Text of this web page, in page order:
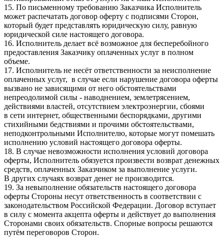
15. По письменному требованию Заказчика Исполнитель
может распечатать договор оферту с подписями Сторон,
который будет представлять юридическую силу, равную
юридической силе настоящего договора.
16. Исполнитель делает всё возможное для бесперебойного
предоставления Заказчику оплаченных услуг в полном
объеме.
17. Исполнитель не несёт ответственности за неисполнение
оплаченных услуг, в случае если нарушение договора оферты
вызвано не зависящими от него обстоятельствами
непреодолимой силы - наводнением, землетрясением,
действиями властей, отсутствием электроэнергии, сбоями
в сети интернет, общественными беспорядками, другими
стихийными бедствиями и прочими обстоятельствами,
неподконтрольными Исполнителю, которые могут помешать
исполнению условий настоящего договора оферты.
18. В случае невозможности исполнения условий договора
оферты, Исполнитель обязуется произвести возврат денежных
средств, оплаченных Заказчиком за выполнение услуги.
В других случаях возврат денег не производится.
19. За невыполнение обязательств настоящего договора
оферты Стороны несут ответственность в соответствии с
законодательством Российской Федерации. Договор вступает
в силу с момента акцепта оферты и действует до выполнения
Сторонами своих обязательств. Спорные вопросы решаются
путём переговоров Сторон.